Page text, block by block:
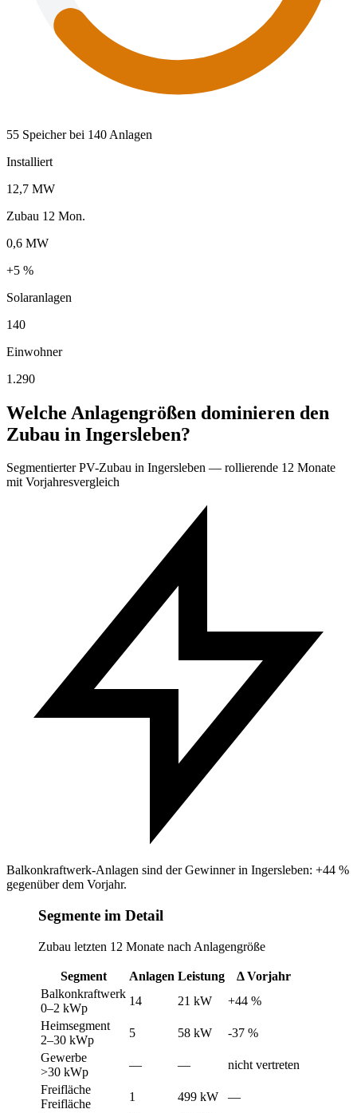
55 Speicher bei 140 Anlagen
Installiert
12,7 MW
Zubau 12 Mon.
0,6 MW
+5 %
Solaranlagen
140
Einwohner
1.290
Welche Anlagengrößen dominieren den
Zubau in Ingersleben?
Segmentierter PV-Zubau in Ingersleben — rollierende 12 Monate
mit Vorjahresvergleich
Balkonkraftwerk-Anlagen sind der Gewinner in Ingersleben: +44 %
gegenüber dem Vorjahr.
Segmente im Detail
Zubau letzten 12 Monate nach Anlagengröße
Segment Anlagen Leistung
Δ Vorjahr
Balkonkraftwerk
0–2 kWp
14 21 kW
+44 %
Heimsegment
2–30 kWp
5 58 kW
-37 %
Gewerbe
>30 kWp
— —
nicht vertreten
Freifläche
Freifläche
1 499 kW
—